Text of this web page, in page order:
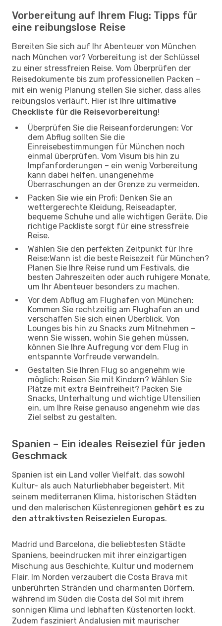
Vorbereitung auf Ihrem Flug: Tipps für
eine reibungslose Reise
Bereiten Sie sich auf Ihr Abenteuer von München
nach München vor? Vorbereitung ist der Schlüssel
zu einer stressfreien Reise. Vom Überprüfen der
Reisedokumente bis zum professionellen Packen –
mit ein wenig Planung stellen Sie sicher, dass alles
reibungslos verläuft. Hier ist Ihre ultimative
Checkliste für die Reisevorbereitung!
Überprüfen Sie die Reiseanforderungen: Vor
dem Abflug sollten Sie die
Einreisebestimmungen für München noch
einmal überprüfen. Vom Visum bis hin zu
Impfanforderungen – ein wenig Vorbereitung
kann dabei helfen, unangenehme
Überraschungen an der Grenze zu vermeiden.
Packen Sie wie ein Profi: Denken Sie an
wettergerechte Kleidung, Reiseadapter,
bequeme Schuhe und alle wichtigen Geräte. Die
richtige Packliste sorgt für eine stressfreie
Reise.
Wählen Sie den perfekten Zeitpunkt für Ihre
Reise:Wann ist die beste Reisezeit für München?
Planen Sie Ihre Reise rund um Festivals, die
besten Jahreszeiten oder auch ruhigere Monate,
um Ihr Abenteuer besonders zu machen.
Vor dem Abflug am Flughafen von München:
Kommen Sie rechtzeitig am Flughafen an und
verschaffen Sie sich einen Überblick. Von
Lounges bis hin zu Snacks zum Mitnehmen –
wenn Sie wissen, wohin Sie gehen müssen,
können Sie Ihre Aufregung vor dem Flug in
entspannte Vorfreude verwandeln.
Gestalten Sie Ihren Flug so angenehm wie
möglich: Reisen Sie mit Kindern? Wählen Sie
Plätze mit extra Beinfreiheit? Packen Sie
Snacks, Unterhaltung und wichtige Utensilien
ein, um Ihre Reise genauso angenehm wie das
Ziel selbst zu gestalten.
Spanien – Ein ideales Reiseziel für jeden
Geschmack
Spanien ist ein Land voller Vielfalt, das sowohl
Kultur- als auch Naturliebhaber begeistert. Mit
seinem mediterranen Klima, historischen Städten
und den malerischen Küstenregionen gehört es zu
den attraktivsten Reisezielen Europas.
Madrid und Barcelona, die beliebtesten Städte
Spaniens, beeindrucken mit ihrer einzigartigen
Mischung aus Geschichte, Kultur und modernem
Flair. Im Norden verzaubert die Costa Brava mit
unberührten Stränden und charmanten Dörfern,
während im Süden die Costa del Sol mit ihrem
sonnigen Klima und lebhaften Küstenorten lockt.
Zudem fasziniert Andalusien mit maurischer